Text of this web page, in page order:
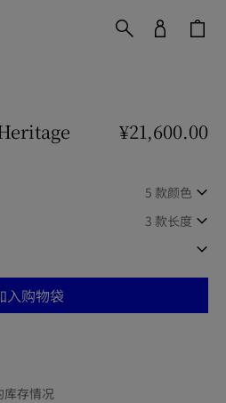
¥21,600.00
5 款颜色
3 款长度
入购物袋
库存情况